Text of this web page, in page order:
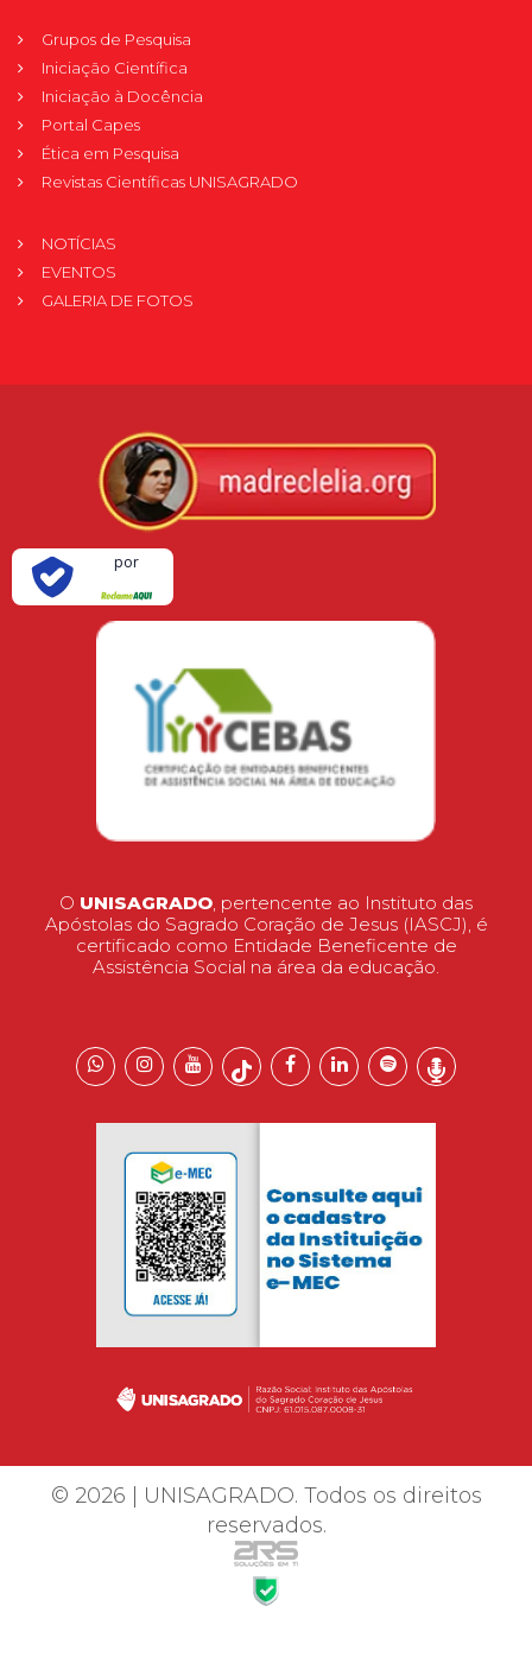
Grupos de Pesquisa
Iniciação Científica
Iniciação à Docência
Portal Capes
Ética em Pesquisa
Revistas Científicas UNISAGRADO
NOTÍCIAS
EVENTOS
GALERIA DE FOTOS
por
O UNISAGRADO, pertencente ao Instituto das
Apóstolas do Sagrado Coração de Jesus (IASCJ), é
certificado como Entidade Beneficente de
Assistência Social na área da educação.
© 2026 | UNISAGRADO. Todos os direitos
reservados.